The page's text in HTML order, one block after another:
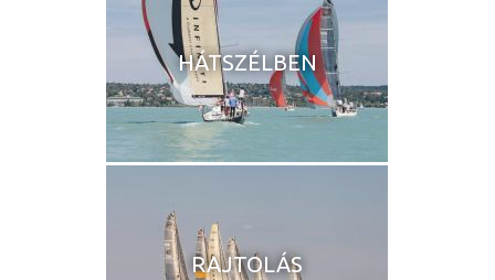
HÁTSZÉLBEN
RAJTOLÁS